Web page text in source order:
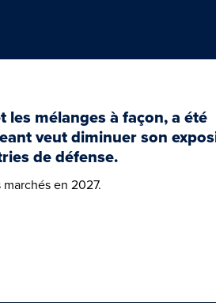
les mélanges à façon, a été
veut diminuer son
de défense.
en 2027.